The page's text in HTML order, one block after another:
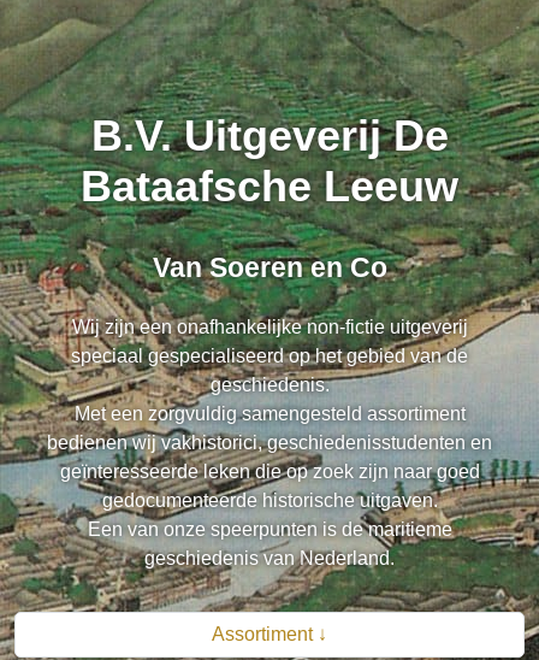
B.V. Uitgeverij De
Bataafsche Leeuw
Van Soeren en Co
Wij zijn een onafhankelijke non-fictie uitgeverij
speciaal gespecialiseerd op het gebied van de
geschiedenis.
Met een zorgvuldig samengesteld assortiment
bedienen wij vakhistorici, geschiedenisstudenten en
geïnteresseerde leken die op zoek zijn naar goed
gedocumenteerde historische uitgaven.
Een van onze speerpunten is de maritieme
geschiedenis van Nederland.
Assortiment ↓